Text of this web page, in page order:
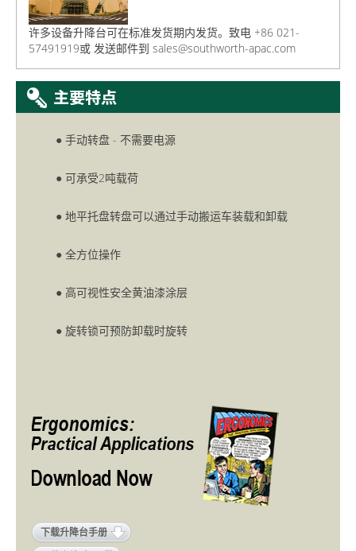
许多设备升降台可在标准发货期内发货。致电 +86 021-
57491919或 发送邮件到 sales@southworth-apac.com
● 手动转盘 - 不需要电源
● 可承受2吨载荷
● 地平托盘转盘可以通过手动搬运车装载和卸载
● 全方位操作
● 高可视性安全黄油漆涂层
● 旋转锁可预防卸载时旋转
下载升降台手册